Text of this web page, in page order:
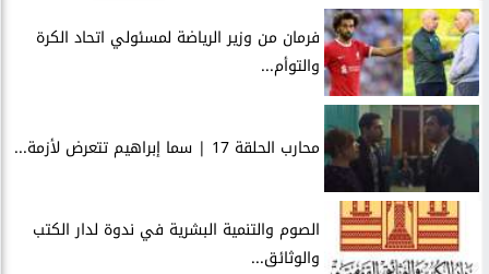
فرمان من وزير الرياضة لمسئولي اتحاد الكرة
والتوأم...
محارب الحلقة 17 | سما إبراهيم تتعرض لأزمة...
الصوم والتنمية البشرية في ندوة لدار الكتب
والوثائق...